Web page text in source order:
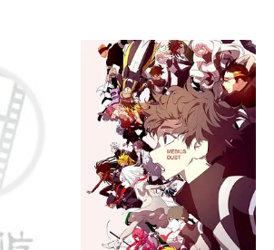
第21集
第15集
第09集
第03集